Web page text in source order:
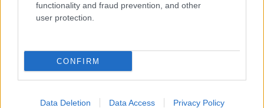
functionality and fraud prevention, and other
user protection.
CONFIRM
Data Deletion Data Access Privacy Policy
Hárman is visszatérhetnek a Nyíregyháza keretébe
a DVSC elleni rangadóra
2026.08.06 18:45
Hírek